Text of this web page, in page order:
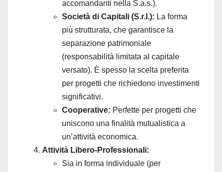
accomandanti nella S.a.s.).
Società di Capitali (S.r.l.): La forma
più strutturata, che garantisce la
separazione patrimoniale
(responsabilità limitata al capitale
versato). È spesso la scelta preferita
per progetti che richiedono investimenti
significativi.
Cooperative: Perfette per progetti che
uniscono una finalità mutualistica a
un’attività economica.
Attività Libero-Professionali:
Sia in forma individuale (per